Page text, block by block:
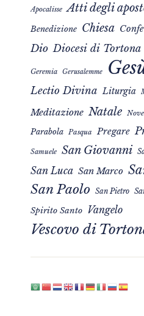
Apocalisse Atti degli
Benedizione Chiesa
Dio Diocesi di Tortona
Geremia Gerusalemme
Lectio Divina Liturgia
Meditazione Natale
Parabola Pasqua Pregare
Samuele San Giovanni
San Luca San Marco
San Paolo San Pietro
Spirito Santo Vangelo
Vescovo di